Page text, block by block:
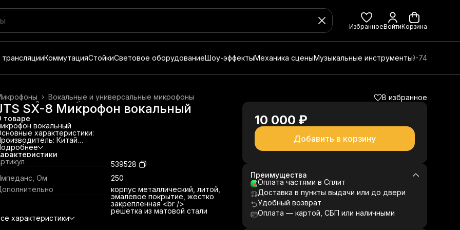
ИзбранноеВойтиКорзина
КоммутацияСтойкиСветовое оборудованиеШоу-эффектыМеханика сценыМузыкальные инструменты
8 (800) 350-49-74
Вокальные и универсальные микрофоны
›
Звуковое оборудование
›
SX-8 Микрофон вокальный
товаре
вокальный
характеристики:
Китай
микрофона: динамический
направленности: осесимметричная кардиоида,
по частотам
Частотный диапазон, Гц: 50 - 16 500
дБ: 77
Ом: 250
3-pin XLRM
Размер (ШхВхГ), мм: 20/51,4 х 186,5
Дополнительно: корпус металлический, литой, эмалевое
покрытие, жестко закрепленная решетка из матовой стали
539528
Ом
250
корпус металлический, литой,
эмалевое покрытие, жестко
закрепленная <br />
решетка из матовой стали
характеристики
В избранное
10 000 ₽
Добавить в корзину
Преимущества
Оплата частями в Сплит
Доставка в пункты выдачи или до двери
Удобный возврат
Оплата — картой, СБП или наличными